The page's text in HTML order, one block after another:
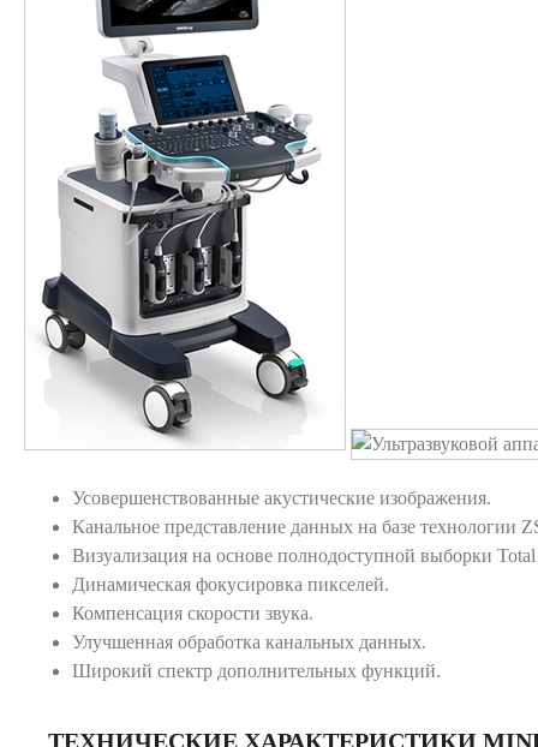
Усовершенствованные акустические изображения.
Канальное представление данных на базе технологии
Визуализация на основе полнодоступной выборки
Динамическая фокусировка пикселей.
Компенсация скорости звука.
Улучшенная обработка канальных данных.
Широкий спектр дополнительных функций.
ТЕХНИЧЕСКИЕ ХАРАКТЕРИСТИКИ